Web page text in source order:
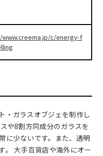
c/energy-f
・ガラスオブジェを制作し
や8割方同成分のガラスを
に少ないです。また、透明
。 大手百貨店や海外にオー